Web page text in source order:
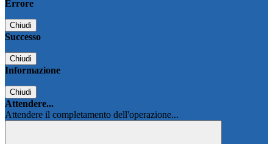
Errore
Chiudi
Successo
Chiudi
Informazione
Chiudi
Attendere...
Attendere il completamento dell'operazione...